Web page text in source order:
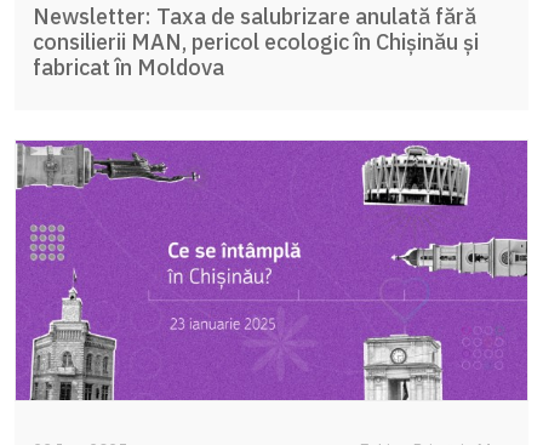
Newsletter: Taxa de salubrizare anulată fără
consilierii MAN, pericol ecologic în Chișinău și
fabricat în Moldova